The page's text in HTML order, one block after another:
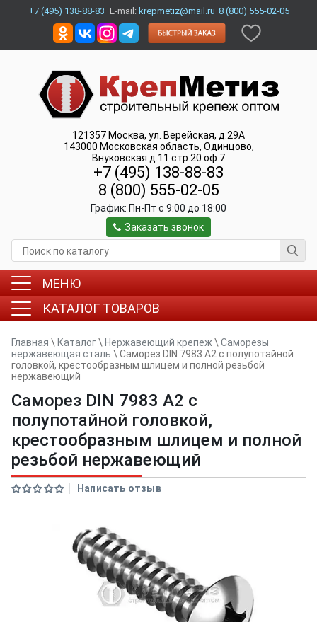
+7 (495) 138-88-83 E-mail: krepmetiz@mail.ru 8 (800) 555-02-05
121357 Москва, ул. Верейская, д.29А
143000 Московская область, Одинцово,
Внуковская д.11 стр.20 оф.7
+7 (495) 138-88-83
8 (800) 555-02-05
График: Пн-Пт c 9:00 до 18:00
Заказать звонок
МЕНЮ
КАТАЛОГ ТОВАРОВ
Главная \ Каталог\ Нержавеющий крепеж \ Саморезы
нержавеющая сталь \ Саморез DIN 7983 A2 с полупотайной
головкой, крестообразным шлицем и полной резьбой
нержавеющий
Саморез DIN 7983 A2 с
полупотайной головкой,
крестообразным шлицем и полной
резьбой нержавеющий
Написать отзыв